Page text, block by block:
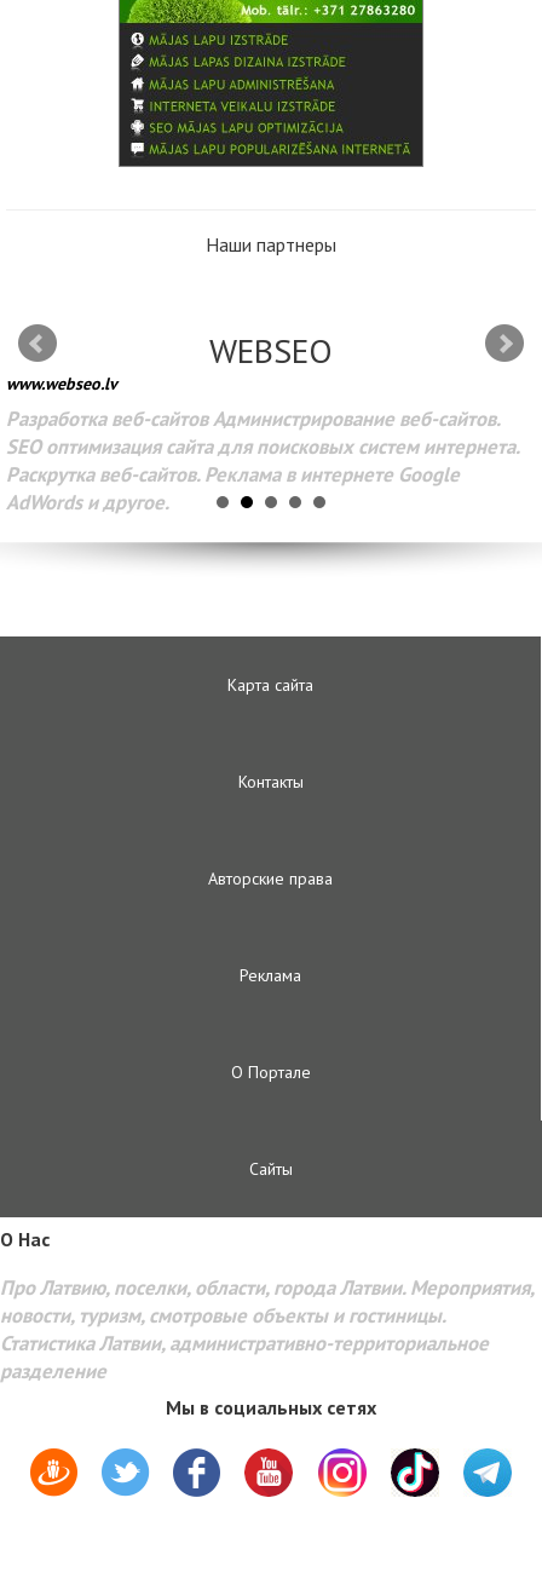
Наши партнеры
WEBSEO
www.webseo.lv
Разработка веб-сайтов Администрирование веб-сайтов.
SEO оптимизация сайта для поисковых систем интернета.
Раскрутка веб-сайтов. Реклама в интернете Google
AdWords и другое.
Карта сайта
Контакты
Авторские права
Реклама
О Портале
Сайты
O Hac
Про Латвию, поселки, области, города Латвии. Мероприятия,
новости, туризм, смотровые объекты и гостиницы.
Статистика Латвии, административно-территориальное
разделение
Мы в социальных сетях